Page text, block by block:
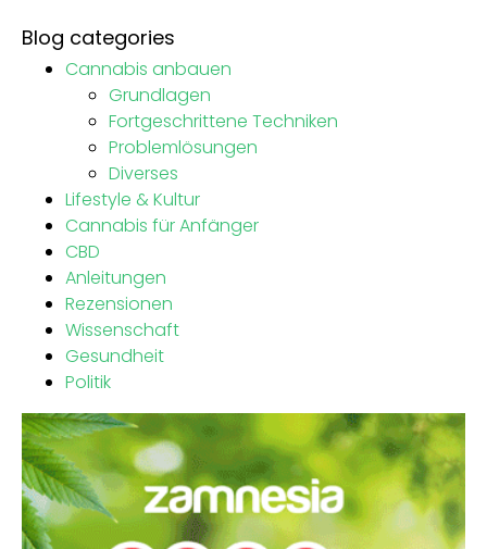
Blog categories
Cannabis anbauen
Grundlagen
Fortgeschrittene Techniken
Problemlösungen
Diverses
Lifestyle & Kultur
Cannabis für Anfänger
CBD
Anleitungen
Rezensionen
Wissenschaft
Gesundheit
Politik